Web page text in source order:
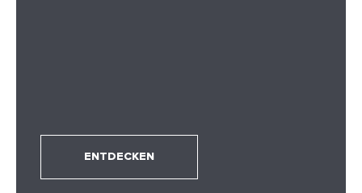
ENTDECKEN